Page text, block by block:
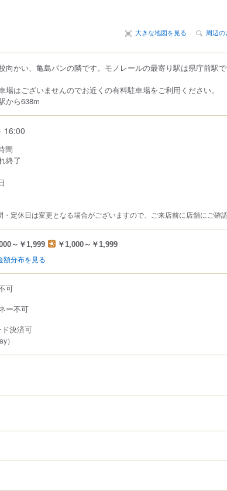
大きな地図を見る 周辺
向かい、亀島パンの隣です。モノレールの最寄り駅は県庁前駅で
場はございませんのでお近くの有料駐車場をご利用ください。
から638m
16:00
間
終了
・定休日は変更となる場合がございますので、ご来店前に店舗にご確認
～￥1,999 ￥1,000～￥1,999
額分布を見る
可
ー不可
決済可
）